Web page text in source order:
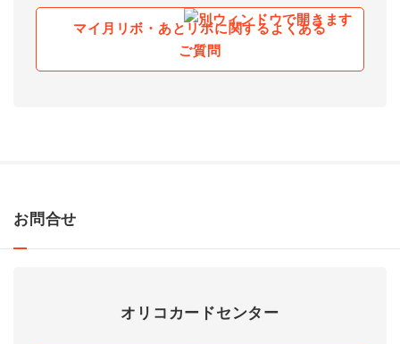
マイ月リボ・あとリボに関するよくある
ご質問
お問合せ
オリコカードセンター